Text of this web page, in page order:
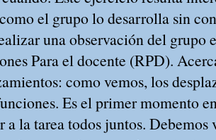
el grupo lo desarrolla sin
una observación del grupo
Para el docente (RPD).
como vemos, los
Es el primer momento
a la tarea todos juntos.